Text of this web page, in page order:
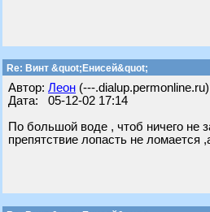
Re: Винт &quot;Енисей&quot;
Автор: Леон (---.dialup.permonline.ru)
Дата: 05-12-02 17:14
По большой воде , чтоб ничего не
препятствие лопасть не ломается